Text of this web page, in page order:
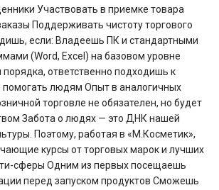
Участвовать в приемке товара
Поддерживать чистоту торгового
если: Владеешь ПК и стандартными
(Word, Excel) на базовом уровне
ответственно подходишь к
людям Опыт в аналогичных
торговле не обязателен, но будет
Забота о людях — это ДНК нашей
Поэтому, работая в «М.Косметик»,
курсы от торговых марок и лучших
сферы Одним из первых посещаешь
перед запуском продуктов Сможешь